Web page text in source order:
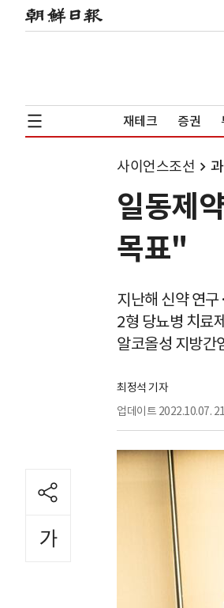
재테크 증권
사이언스조선
일동제
목표"
지난해 신약 연
2형 당뇨병 치료
알코올성 지방간
최정석 기자
업데이트 2022.10.07.